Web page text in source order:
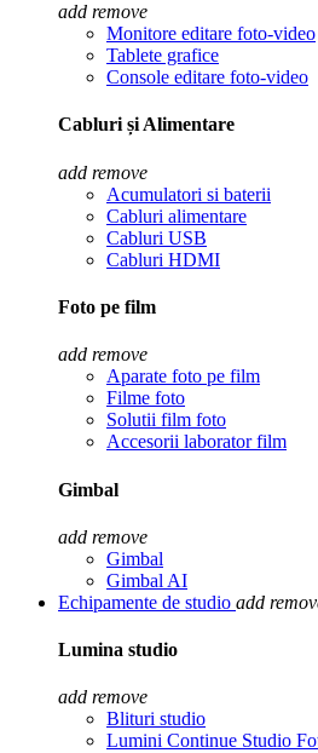
add remove
Monitore editare foto-video
Tablete grafice
Console editare foto-video
Cabluri și Alimentare
add remove
Acumulatori si baterii
Cabluri alimentare
Cabluri USB
Cabluri HDMI
Foto pe film
add remove
Aparate foto pe film
Filme foto
Solutii film foto
Accesorii laborator film
Gimbal
add remove
Gimbal
Gimbal AI
Echipamente de studio add
Lumina studio
add remove
Blituri studio
Lumini Continue Studio